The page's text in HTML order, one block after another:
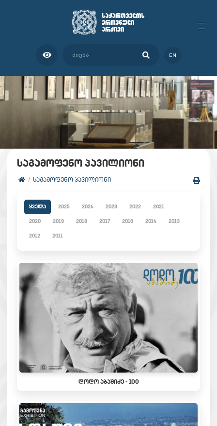
EN
საგამოფენო პავილიონი
ᲡᲐᲒᲐᲛᲝᲤᲔᲜᲝ ᲞᲐᲕᲘᲚᲘᲝᲜᲘ
ყველა 2025 2024 2023 2022 2021
2020 2019 2018 2017 2016 2014 2013
2012 2011
ᲓᲝᲓᲝ ᲐᲑᲐᲨᲘᲫᲔ - 100